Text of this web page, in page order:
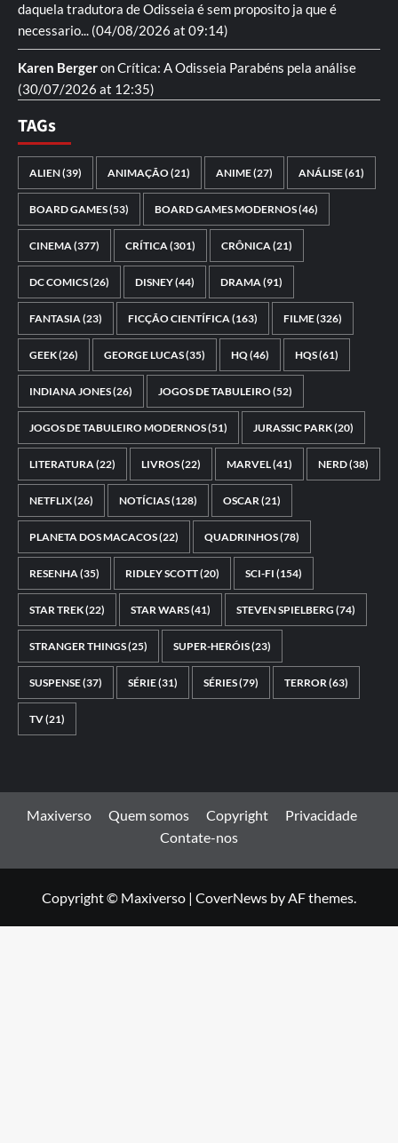
daquela tradutora de Odisseia é sem proposito ja que é
necessario... (04/08/2026 at 09:14)
Karen BergeronCrítica: A Odisseia Parabéns pela análise
(30/07/2026 at 12:35)
TAGs
ALIEN(39) ANIMAÇÃO(21) ANIME(27) ANÁLISE(61)
BOARD GAMES(53) BOARD GAMES MODERNOS(46)
CINEMA(377) CRÍTICA(301) CRÔNICA(21)
DC COMICS(26) DISNEY(44) DRAMA(91)
FANTASIA(23) FICÇÃO CIENTÍFICA(163) FILME(326)
GEEK(26) GEORGE LUCAS(35) HQ(46) HQS(61)
INDIANA JONES(26) JOGOS DE TABULEIRO(52)
JOGOS DE TABULEIRO MODERNOS(51) JURASSIC PARK(20)
LITERATURA(22) LIVROS(22) MARVEL(41) NERD(38)
NETFLIX(26) NOTÍCIAS(128) OSCAR(21)
PLANETA DOS MACACOS(22) QUADRINHOS(78)
RESENHA(35) RIDLEY SCOTT(20) SCI-FI (154)
STAR TREK(22) STAR WARS(41) STEVEN SPIELBERG (74)
STRANGER THINGS(25) SUPER-HERÓIS(23)
SUSPENSE(37) SÉRIE(31) SÉRIES(79) TERROR(63)
TV(21)
Maxiverso Quem somos Copyright
Privacidade
Contate-nos
Copyright © Maxiverso | CoverNews by AF themes.